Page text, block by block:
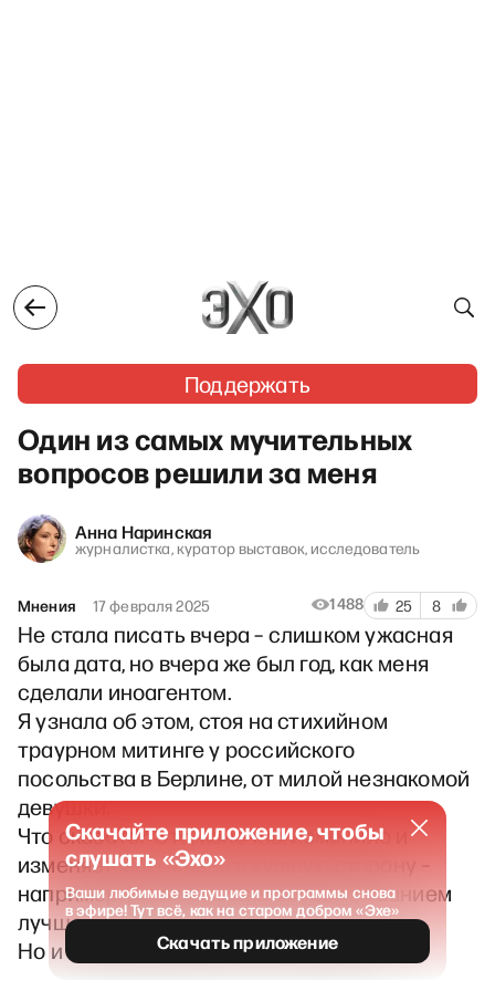
Поддержать
Один из самых мучительных
вопросов решили за меня
Анна Наринская
журналистка, куратор выставок, исследователь
Мнения 17 февраля 2025 1488 25 8
Не стала писать вчера – слишком ужасная
была дата, но вчера же был год, как меня
сделали иноагентом.
Я узнала об этом, стоя на стихийном
траурном митинге у российского
посольства в Берлине, от милой незнакомой
девушки.
Что сказать? Это, конечно, изменило и
изменяет мою жизнь в худшую сторону –
например, ряд стран куда с таким званием
лучше не ездить, растет и растет.
Но и в лучшую сторону – тоже изменило.
Скачайте приложение, чтобы
слушать «Эхо»
Ваши любимые ведущие и программы снова
в эфире! Тут всё, как на старом добром «Эхе»
Скачать приложение